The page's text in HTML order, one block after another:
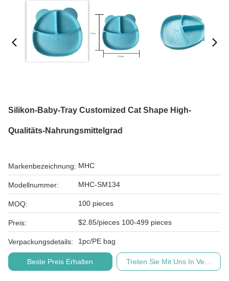
Silikon-Baby-Tray Customized Cat Shape High-
Qualitäts-Nahrungsmittelgrad
Markenbezeichnung: MHC
Modellnummer: MHC-SM134
MOQ: 100 pieces
Preis: $2.85/pieces 100-499 pieces
Verpackungsdetails: 1pc/PE bag
Beste Preis Erhalten Treten Sie Mit Uns In